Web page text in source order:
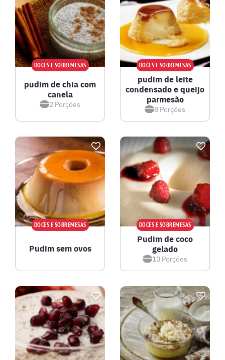
DOCES E SOBREMESAS
pudim de chia com
canela
2 Porções
DOCES E SOBREMESAS
pudim de leite
condensado e queijo
parmesão
8 Porções
DOCES E SOBREMESAS
Pudim sem ovos
DOCES E SOBREMESAS
Pudim de coco
gelado
10 Porções